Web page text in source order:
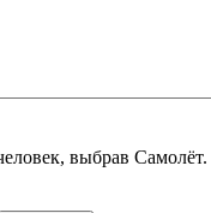
выбрав Самолёт.